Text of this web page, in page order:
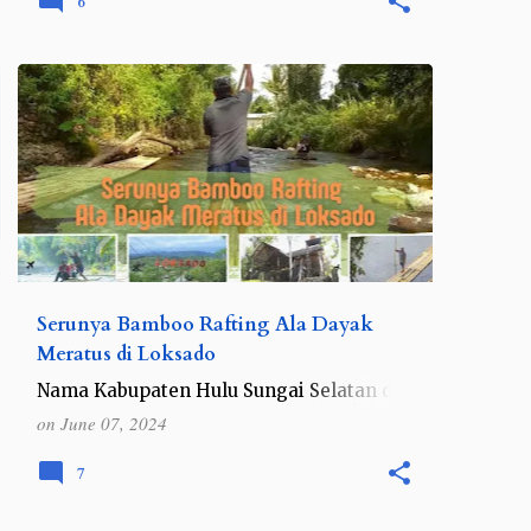
Serunya Bamboo Rafting Ala Dayak
Meratus di Loksado
Nama Kabupaten Hulu Sungai Selatan di
Provinsi Kalimantan Selatan mungkin
masih awam di telinga beberapa orang.
Biasanya jika menyebut wisata sungai di
provinsi ini, maka orang ak…
on June 07, 2024
INDONESIA KALIMANTAN +
KALIMANTAN SELATAN
7